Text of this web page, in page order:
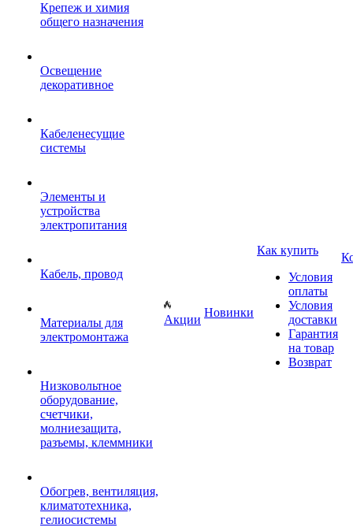
Крепеж и химия
общего назначения
Освещение
декоративное
Кабеленесущие
системы
Элементы и
устройства
электропитания
Кабель, провод
Материалы для
электромонтажа
Низковольтное
оборудование,
счетчики,
молниезащита,
разъемы, клеммники
Обогрев, вентиляция,
климатотехника,
гелиосистемы
Акции
Новинки
Как купить
Условия
оплаты
Условия
доставки
Гарантия
на товар
Возврат